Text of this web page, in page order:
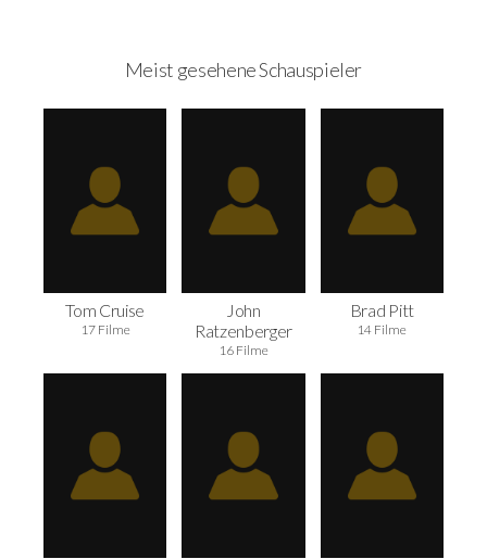
Meist gesehene Schauspieler
Tom Cruise
17 Filme
John
Ratzenberger
16 Filme
Brad Pitt
14 Filme